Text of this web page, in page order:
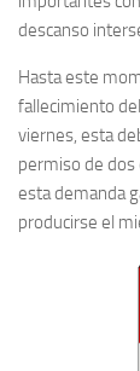
descanso
Hasta este
fallecimiento
viernes, esta
permiso de dos
esta demanda
producirse el